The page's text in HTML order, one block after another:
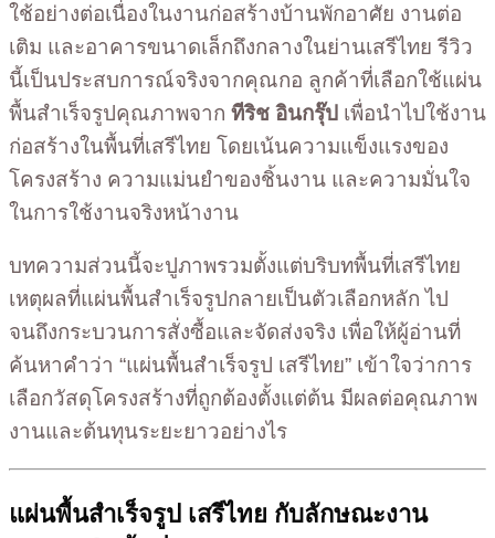
ใช้อย่างต่อเนื่องในงานก่อสร้างบ้านพักอาศัย งานต่อ
เติม และอาคารขนาดเล็กถึงกลางในย่านเสรีไทย รีวิว
นี้เป็นประสบการณ์จริงจากคุณกอ ลูกค้าที่เลือกใช้แผ่น
พื้นสำเร็จรูปคุณภาพจาก ทีริช อินกรุ๊ป เพื่อนำไปใช้งาน
ก่อสร้างในพื้นที่เสรีไทย โดยเน้นความแข็งแรงของ
โครงสร้าง ความแม่นยำของชิ้นงาน และความมั่นใจ
ในการใช้งานจริงหน้างาน
บทความส่วนนี้จะปูภาพรวมตั้งแต่บริบทพื้นที่เสรีไทย
เหตุผลที่แผ่นพื้นสำเร็จรูปกลายเป็นตัวเลือกหลัก ไป
จนถึงกระบวนการสั่งซื้อและจัดส่งจริง เพื่อให้ผู้อ่านที่
ค้นหาคำว่า “แผ่นพื้นสำเร็จรูป เสรีไทย” เข้าใจว่าการ
เลือกวัสดุโครงสร้างที่ถูกต้องตั้งแต่ต้น มีผลต่อคุณภาพ
งานและต้นทุนระยะยาวอย่างไร
แผ่นพื้นสำเร็จรูป เสรีไทย กับลักษณะงาน